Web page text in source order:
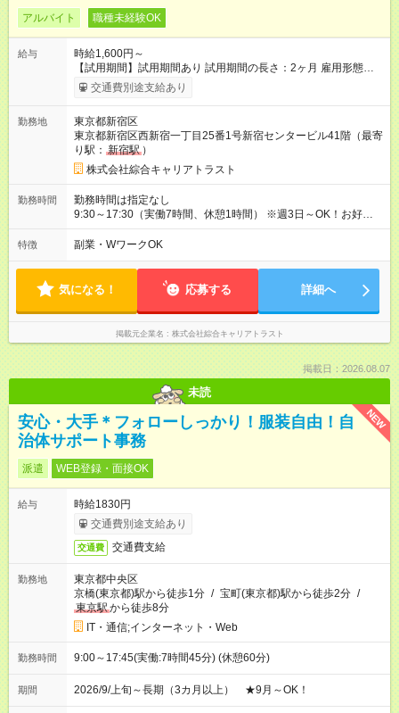
アルバイト 職種未経験OK
給与
時給1,600円～
【試用期間】試用期間あり 試用期間の長さ：2ヶ月 雇用形態、
給与は本採用時と同じです。
交通費別途支給あり
勤務地
東京都新宿区
東京都新宿区西新宿一丁目25番1号新宿センタービル41階（最寄
り駅： 新宿駅 ）
株式会社綜合キャリアトラスト
勤務時間
勤務時間は指定なし
9:30～17:30（実働7時間、休憩1時間） ※週3日～OK！お好きな
曜日を選択いただけます。 ※残業はありません。 ★選べる時間
帯★ 上記以外でも1日5h以上で選べます！ お子さんのお迎えに
・9：30～15：30 ・10：00～16：00 など
特徴 副業・WワークOK
気になる！ 応募する 詳細へ
掲載元企業名 株式会社綜合キャリアトラスト
掲載日：2026.08.07
未読
NEW
安心・大手＊フォローしっかり！服装自由！自
治体サポート事務
派遣 WEB登録・面接OK
給与
時給1830円
交通費別途支給あり
交通費 交通費支給
勤務地
東京都中央区
京橋(東京都)駅から徒歩1分 / 宝町(東京都)駅から徒歩2分 /
東京駅から徒歩8分
IT・通信;インターネット・Web
勤務時間 9:00～17:45(実働:7時間45分) (休憩60分)
期間 2026/9/上旬～長期（3カ月以上） ★9月～OK！